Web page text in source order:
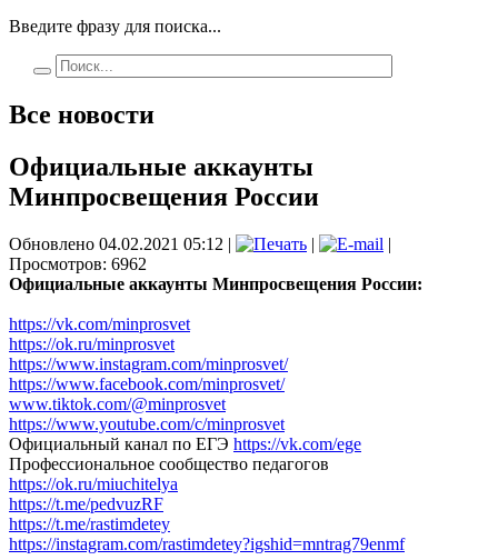
Введите фразу для поиска...
Все новости
Официальные аккаунты
Минпросвещения России
Обновлено 04.02.2021 05:12 | |
|
Просмотров: 6962
Официальные аккаунты Минпросвещения России:
https://vk.com/minprosvet
https://ok.ru/minprosvet
https://www.instagram.com/minprosvet/
https://www.facebook.com/minprosvet/
www.tiktok.com/@minprosvet
https://www.youtube.com/c/minprosvet
Официальный канал по ЕГЭ https://vk.com/ege
Профессиональное сообщество педагогов
https://ok.ru/miuchitelya
https://t.me/pedvuzRF
https://t.me/rastimdetey
https://instagram.com/rastimdetey?igshid=mntrag79enmf